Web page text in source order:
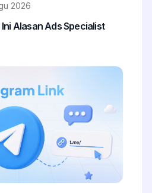
2026
Alasan Ads Specialist